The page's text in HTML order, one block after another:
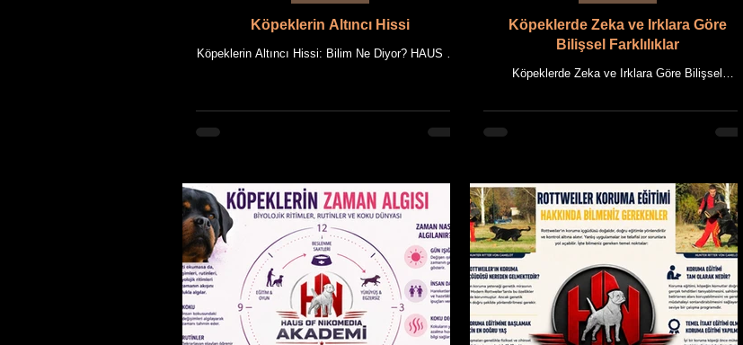
Köpeklerin Altıncı Hissi
Köpeklerin Altıncı Hissi: Bilim Ne Diyor? HAUS OF
Makalede kullanılan tüm fotoğraflar, HAUS OF
görsellerin fikrî mülkiyet hakları saklıdır. BÖLÜM 1
Giriş Köpekler, binlerce yıldır insanlarla birli
Köpeklerde Zeka ve Irklara Göre
Bilişsel Farklılıklar
Köpeklerde Zeka ve Irklara Göre Bilişsel
Makalede kullanılan tüm fotoğraflar, HAUS OF
NIKOMEDIA'ya ait Rottweiler'ların özgün
görselleridir. Makale içeriği ile birlikte tüm metin ve
görsellerin fikrî mülkiyet hakları saklı